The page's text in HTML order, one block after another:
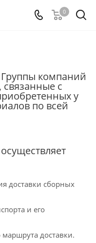
0
компаний
с
у
по всей
доставки сборных
и его
доставки.